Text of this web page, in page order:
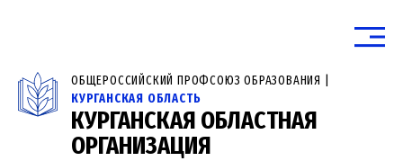
ОБЩЕРОССИЙСКИЙ ПРОФСОЮЗ ОБРАЗОВАНИЯ |
КУРГАНСКАЯ ОБЛАСТЬ
КУРГАНСКАЯ ОБЛАСТНАЯ
ОРГАНИЗАЦИЯ